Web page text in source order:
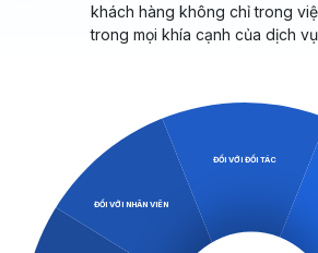
khách hàng không chỉ trong
trong mọi khía cạnh của dịch
ĐỐI VỚI NHÂN VIÊN
ĐỐI VỚI ĐỐI TÁC